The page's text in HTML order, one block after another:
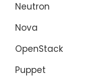
Neutron
Nova
OpenStack
Puppet